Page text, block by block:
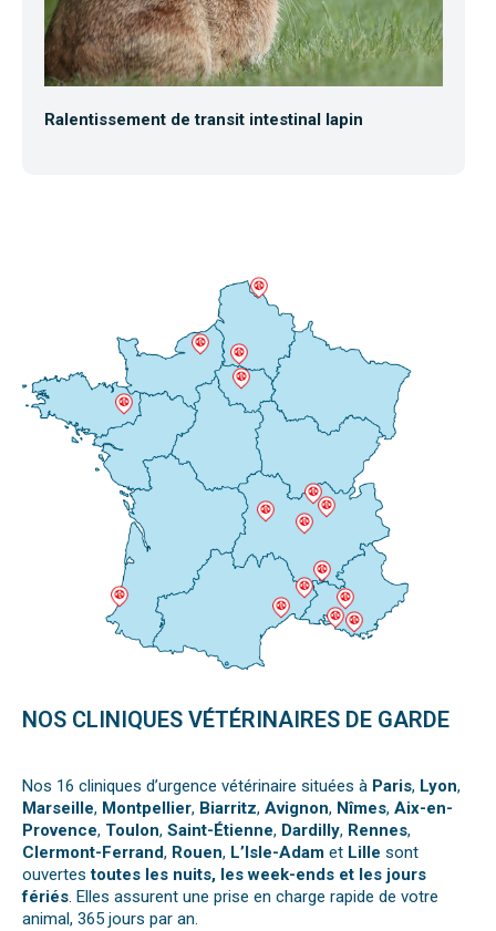
Ralentissement de transit intestinal lapin
NOS CLINIQUES VÉTÉRINAIRES DE GARDE
Nos 16 cliniques d’urgence vétérinaire situées à Paris, Lyon,
Marseille, Montpellier, Biarritz, Avignon, Nîmes, Aix-en-
Provence, Toulon, Saint-Étienne, Dardilly, Rennes,
Clermont-Ferrand, Rouen, L’Isle-Adam et Lille sont
ouvertestoutes les nuits, les week-ends et les jours
fériés. Elles assurent une prise en charge rapide de votre
animal, 365 jours par an.